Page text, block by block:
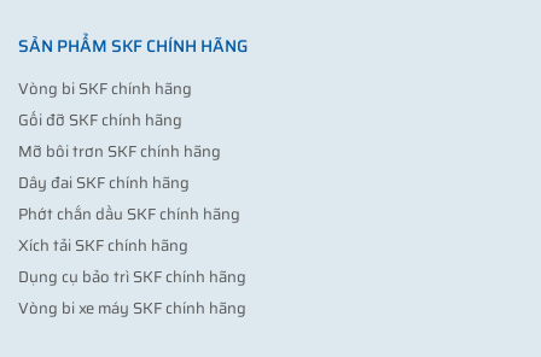
SẢN PHẨM SKF CHÍNH HÃNG
Vòng bi SKF chính hãng
Gối đỡ SKF chính hãng
Mỡ bôi trơn SKF chính hãng
Dây đai SKF chính hãng
Phớt chắn dầu SKF chính hãng
Xích tải SKF chính hãng
Dụng cụ bảo trì SKF chính hãng
Vòng bi xe máy SKF chính hãng